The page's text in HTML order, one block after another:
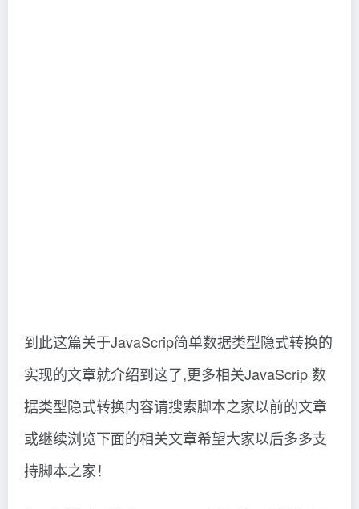
到此这篇关于JavaScrip简单数据类型隐式转换的
实现的文章就介绍到这了,更多相关JavaScrip 数
据类型隐式转换内容请搜索脚本之家以前的文章
或继续浏览下面的相关文章希望大家以后多多支
持脚本之家！